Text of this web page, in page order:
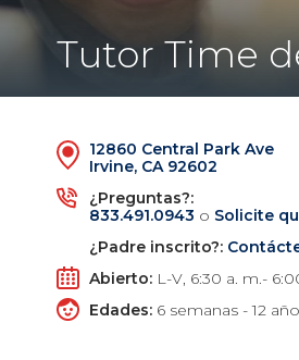
Tutor Time
12860 Central Park Ave
Irvine, CA 92602
¿Preguntas?:
833.491.0943 o Solicite
¿Padre inscrito?:
Abierto: L-V, 6:30 a. m.-
Edades: 6 semanas - 12